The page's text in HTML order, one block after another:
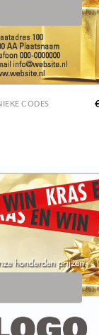
CODES